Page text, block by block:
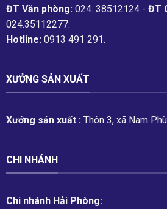
ĐT Văn phòng:024. 38512124 - ĐT
024.35112277.
Hotline:0913 491 291.
XƯỞNG SẢN XUẤT
Xưởng sản xuất :Thôn 3, xã Nam
CHI NHÁNH
Chi nhánh Hải Phòng: